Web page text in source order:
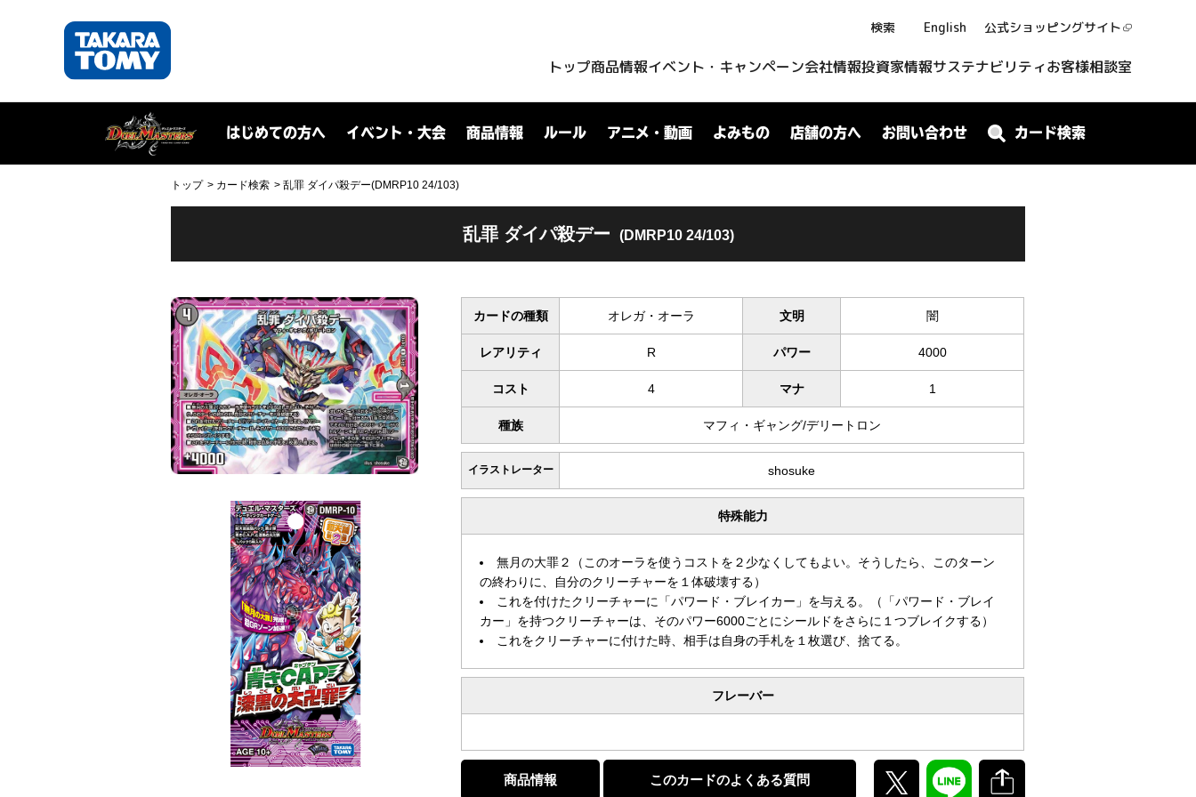
検索 English 公式ショッピングサイト
トップ商品情報イベント・キャンペーン会社情報投資家情報サステナビリティお客様相談室
はじめての方へ イベント・大会 商品情報 ルール アニメ・動画 よみもの 店舗の方へ お問い合わせ カード検索
トップ カード検索 乱罪 ダイパ殺デー(DMRP10 24/103)
乱罪 ダイパ殺デー (DMRP10 24/103)
カードの種類 オレガ・オーラ 文明 闇
レアリティ R パワー 4000
コスト 4 マナ 1
種族 マフィ・ギャング/デリートロン
イラストレーター shosuke
特殊能力
無月の大罪２（このオーラを使うコストを２少なくしてもよい。そうしたら、このターン
の終わりに、自分のクリーチャーを１体破壊する）
これを付けたクリーチャーに「パワード・ブレイカー」を与える。（「パワード・ブレイ
カー」を持つクリーチャーは、そのパワー6000ごとにシールドをさらに１つブレイクする）
これをクリーチャーに付けた時、相手は自身の手札を１枚選び、捨てる。
フレーバー
商品情報 このカードのよくある質問